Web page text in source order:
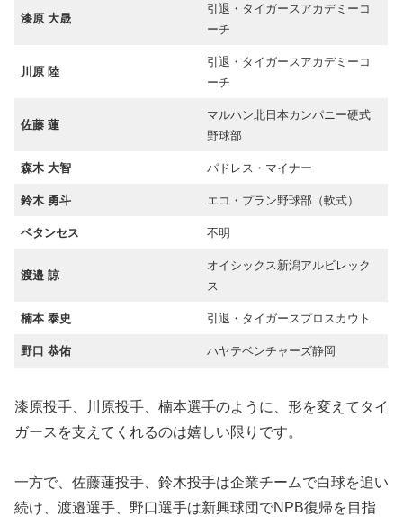
漆原 大晟
引退・タイガースアカデミーコ
ーチ
川原 陸
引退・タイガースアカデミーコ
ーチ
佐藤 蓮
マルハン北日本カンパニー硬式
野球部
森木 大智 パドレス・マイナー
鈴木 勇斗 エコ・プラン野球部（軟式）
ベタンセス 不明
渡邉 諒
オイシックス新潟アルビレック
ス
楠本 泰史 引退・タイガースプロスカウト
野口 恭佑 ハヤテベンチャーズ静岡
漆原投手、川原投手、楠本選手のように、形を変えてタイ
ガースを支えてくれるのは嬉しい限りです。
一方で、佐藤蓮投手、鈴木投手は企業チームで白球を追い
続け、渡邉選手、野口選手は新興球団でNPB復帰を目指